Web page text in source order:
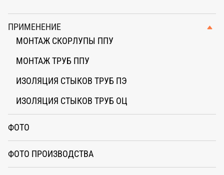
ТОВАРЫ ДЛЯ МОНТАЖА
ПРИМЕНЕНИЕ
МОНТАЖ СКОРЛУПЫ ППУ
МОНТАЖ ТРУБ ППУ
ИЗОЛЯЦИЯ СТЫКОВ ТРУБ ПЭ
ИЗОЛЯЦИЯ СТЫКОВ ТРУБ ОЦ
ФОТО
ФОТО ПРОИЗВОДСТВА